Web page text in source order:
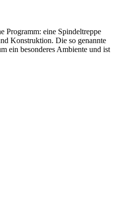
Programm: eine Spindeltreppe
Konstruktion. Die so genannte
ein besonderes Ambiente und ist